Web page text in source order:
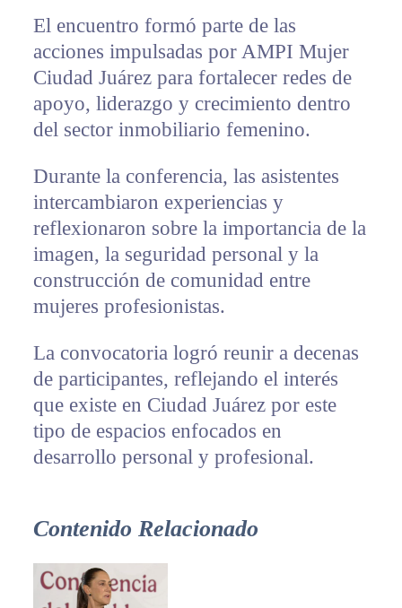
El encuentro formó parte de las
acciones impulsadas por AMPI Mujer
Ciudad Juárez para fortalecer redes de
apoyo, liderazgo y crecimiento dentro
del sector inmobiliario femenino.
Durante la conferencia, las asistentes
intercambiaron experiencias y
reflexionaron sobre la importancia de la
imagen, la seguridad personal y la
construcción de comunidad entre
mujeres profesionistas.
La convocatoria logró reunir a decenas
de participantes, reflejando el interés
que existe en Ciudad Juárez por este
tipo de espacios enfocados en
desarrollo personal y profesional.
Contenido Relacionado